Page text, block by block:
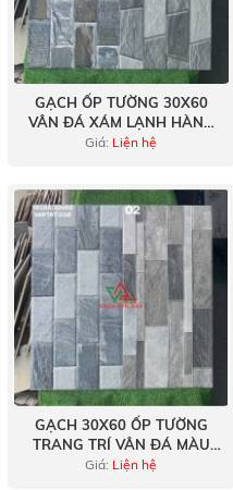
GẠCH ỐP TƯỜNG 30X60
VÂN ĐÁ XÁM LẠNH HÀNG
VIỆT NAM
Giá: Liện hệ
GẠCH 30X60 ỐP TƯỜNG
TRANG TRÍ VÂN ĐÁ MÀU
XÁM SÁNG
Giá: Liện hệ